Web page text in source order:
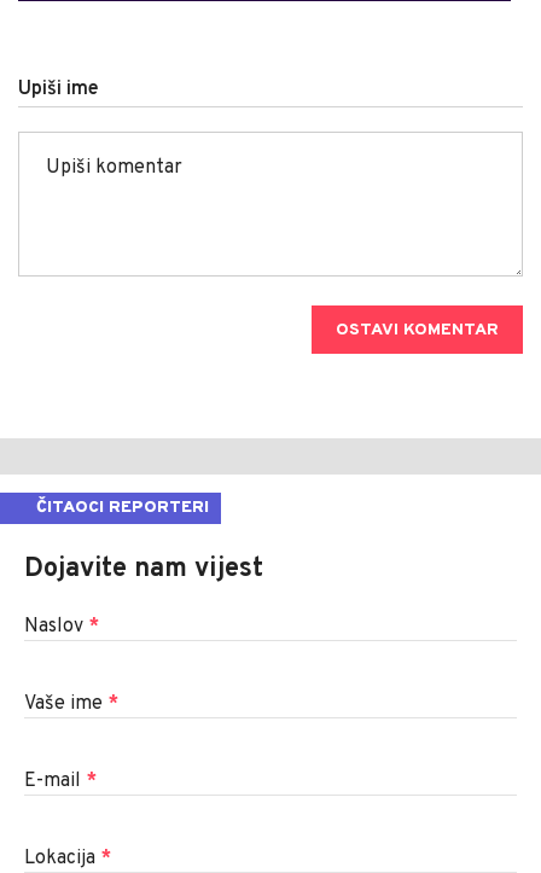
Upiši ime
OSTAVI KOMENTAR
ČITAOCI REPORTERI
Dojavite nam vijest
Naslov *
Vaše ime *
E-mail *
Lokacija *